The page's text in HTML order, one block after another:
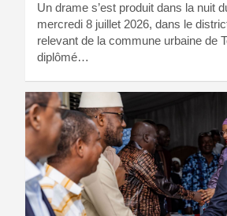
Un drame s’est produit dans la nuit
mercredi 8 juillet 2026, dans le
relevant de la commune urbaine de
diplômé…